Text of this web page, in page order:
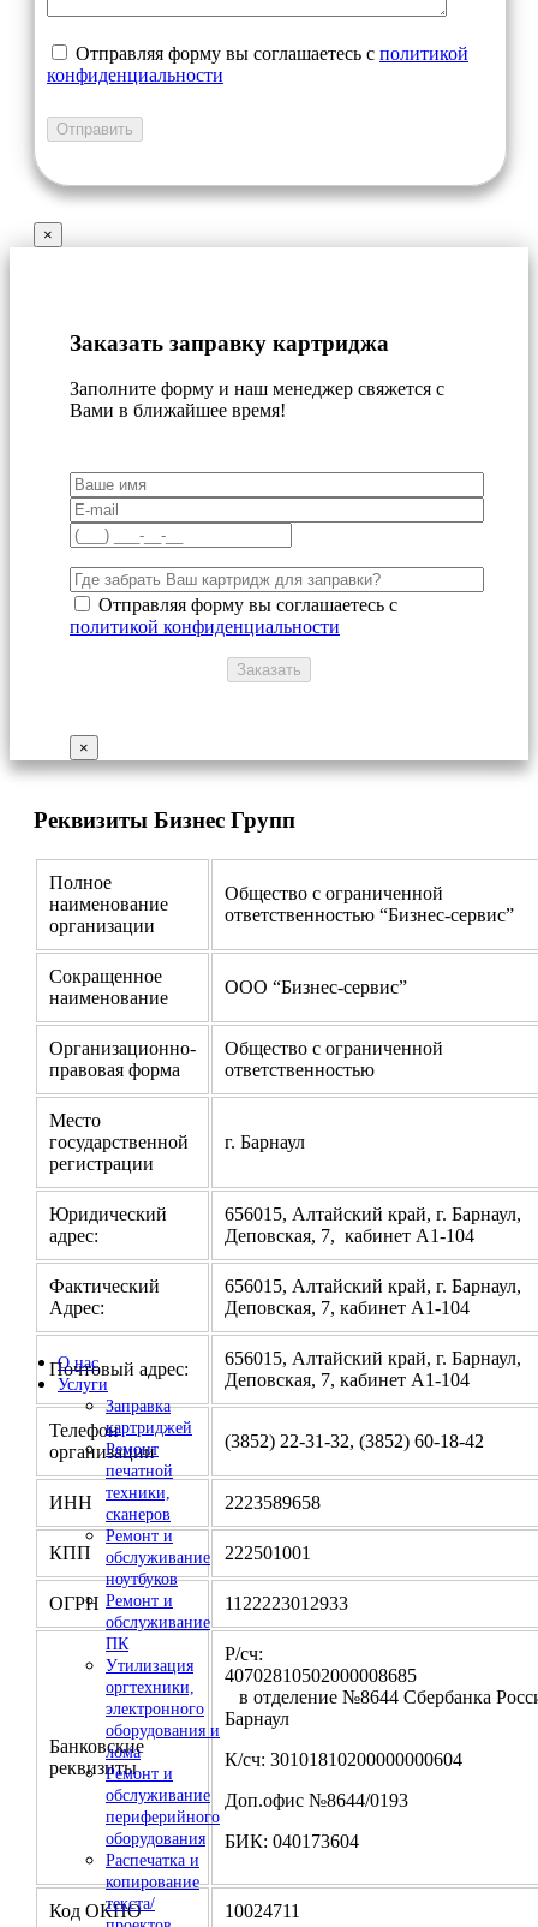
О нас
Услуги
Заправка
картриджей
Ремонт
печатной
техники,
сканеров
Ремонт и
обслуживание
ноутбуков
Ремонт и
обслуживание
ПК
Утилизация
оргтехники,
электронного
оборудования и
лома
Ремонт и
обслуживание
периферийного
оборудования
Распечатка и
копирование
текста/
Отправляя форму вы соглашаетесь с политикой
конфиденциальности
×
Заказать заправку картриджа
Заполните форму и наш менеджер свяжется с
Вами в ближайшее время!
Отправляя форму вы соглашаетесь с
политикой конфиденциальности
×
Реквизиты Бизнес Групп
Полное
наименование
организации
Общество с ограниченной
ответственностью “Бизнес-сервис”
Сокращенное
наименование
ООО “Бизнес-сервис”
Организационно-
правовая форма
Общество с ограниченной
ответственностью
Место
государственной
регистрации
г. Барнаул
Юридический
адрес:
656015, Алтайский край, г. Барнаул,
Деповская, 7, кабинет А1-104
Фактический
Адрес:
656015, Алтайский край, г. Барнаул,
Деповская, 7, кабинет А1-104
Почтовый адрес:
656015, Алтайский край, г. Барнаул,
Деповская, 7, кабинет А1-104
Телефон
организации
(3852) 22-31-32, (3852) 60-18-42
ИНН 2223589658
КПП 222501001
ОГРН 1122223012933
Банковские
реквизиты
Р/сч:
в отделение №8644 Сбербанка
Барнаул
К/сч: 30101810200000000604
Доп.офис №8644/0193
БИК: 040173604
Код ОКПО 10024711